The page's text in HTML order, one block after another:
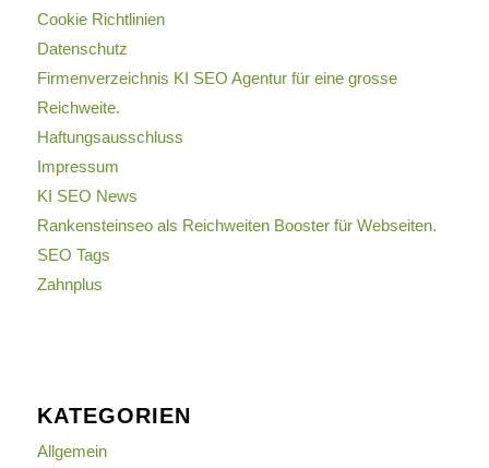
Cookie Richtlinien
Datenschutz
Firmenverzeichnis KI SEO Agentur für eine grosse
Reichweite.
Haftungsausschluss
Impressum
KI SEO News
Rankensteinseo als Reichweiten Booster für Webseiten.
SEO Tags
Zahnplus
KATEGORIEN
Allgemein